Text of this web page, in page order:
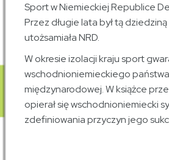
Sport w Niemieckiej Republice
Przez długie lata był tą
utożsamiała NRD.
W okresie izolacji kraju sport
wschodnioniemieckiego
międzynarodowej. W książce
opierał się wschodnioniemiecki
zdefiniowania przyczyn jego